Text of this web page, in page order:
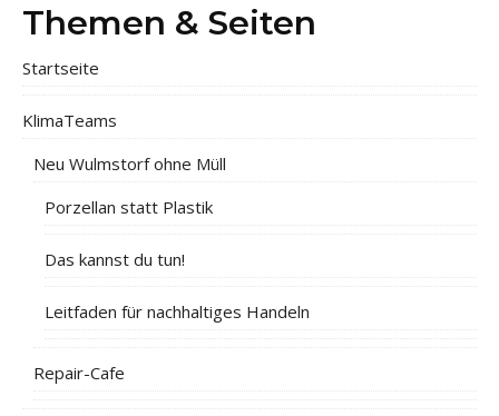
Themen & Seiten
Startseite
KlimaTeams
Neu Wulmstorf ohne Müll
Porzellan statt Plastik
Das kannst du tun!
Leitfaden für nachhaltiges Handeln
Repair-Cafe